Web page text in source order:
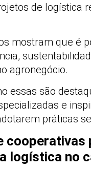
de logística
mostram que é
agronegócio.
essas são
e
práticas
cooperativas
logística no